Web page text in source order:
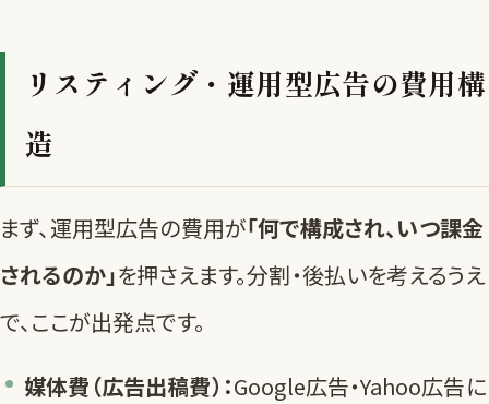
リスティング・運用型広告の費用構
造
まず、運用型広告の費用が「何で構成され、いつ課金
されるのか」を押さえます。分割・後払いを考えるうえ
で、ここが出発点です。
媒体費（広告出稿費）：Google広告・Yahoo広告に